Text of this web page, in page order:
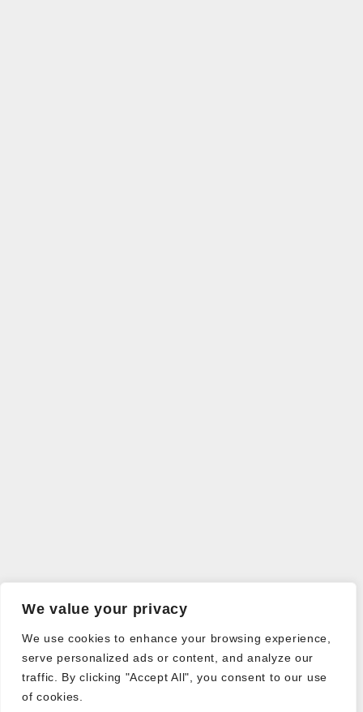
We value your privacy
We use cookies to enhance your browsing experience,
serve personalized ads or content, and analyze our
traffic. By clicking "Accept All", you consent to our use
of cookies.